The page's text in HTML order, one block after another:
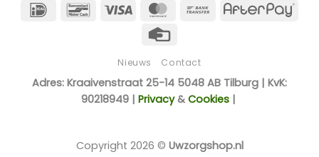
IDeal Bancontact
Visa MasterCard
Bank
Nieuws Contact
Adres: Kraaivenstraat 25-14 5048 AB Tilburg | KvK:
90218949 | Privacy& Cookies|
Copyright 2026 © Uwzorgshop.nl